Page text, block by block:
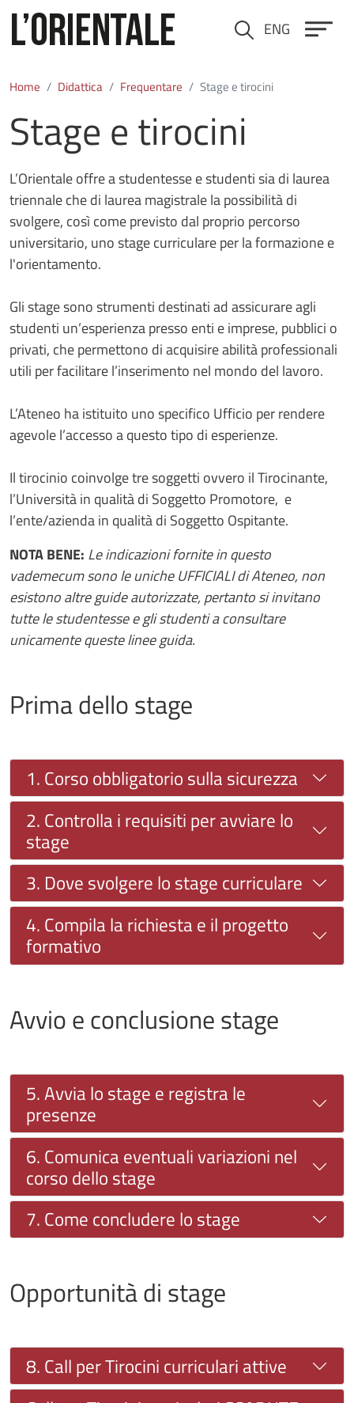
Cerca ENG
Home Didattica Frequentare Stage e tirocini
Stage e tirocini
L’Orientale offre a studentesse e studenti sia di laurea
triennale che di laurea magistrale la possibilità di
svolgere, così come previsto dal proprio percorso
universitario, uno stage curriculare per la formazione e
l'orientamento.
Gli stage sono strumenti destinati ad assicurare agli
studenti un’esperienza presso enti e imprese, pubblici o
privati, che permettono di acquisire abilità professionali
utili per facilitare l’inserimento nel mondo del lavoro.
L’Ateneo ha istituito uno specifico Ufficio per rendere
agevole l’accesso a questo tipo di esperienze.
Il tirocinio coinvolge tre soggetti ovvero il Tirocinante,
l’Università in qualità di Soggetto Promotore, e
l’ente/azienda in qualità di Soggetto Ospitante.
NOTA BENE: Le indicazioni fornite in questo
vademecum sono le uniche UFFICIALI di Ateneo, non
esistono altre guide autorizzate, pertanto si invitano
tutte le studentesse e gli studenti a consultare
unicamente queste linee guida.
Prima dello stage
1. Corso obbligatorio sulla sicurezza
2. Controlla i requisiti per avviare lo
stage
3. Dove svolgere lo stage curriculare
4. Compila la richiesta e il progetto
formativo
Avvio e conclusione stage
5. Avvia lo stage e registra le
presenze
6. Comunica eventuali variazioni nel
corso dello stage
7. Come concludere lo stage
Opportunità di stage
8. Call per Tirocini curriculari attive